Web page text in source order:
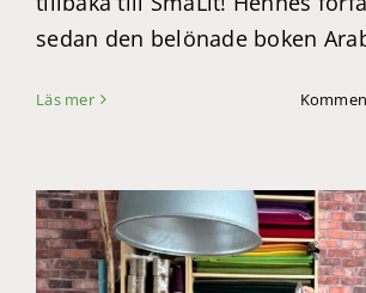
sedan den belönade boken
Läs mer